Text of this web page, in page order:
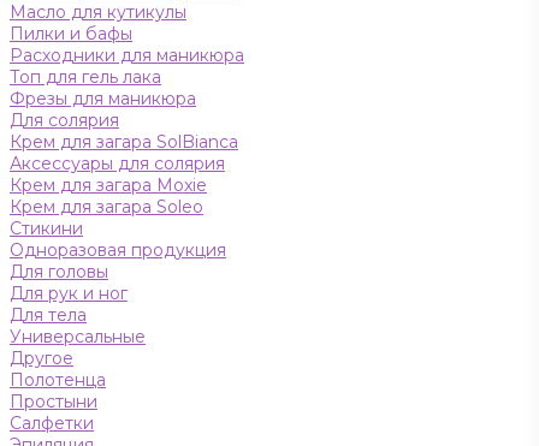
Масло для кутикулы
Пилки и бафы
Расходники для маникюра
Топ для гель лака
Фрезы для маникюра
Для солярия
Крем для загара SolBianca
Аксессуары для солярия
Крем для загара Moxie
Крем для загара Soleo
Стикини
Одноразовая продукция
Для головы
Для рук и ног
Для тела
Универсальные
Другое
Полотенца
Простыни
Салфетки